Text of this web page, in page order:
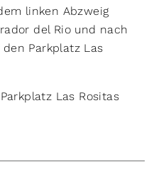
linken Abzweig
del Rio und nach
Parkplatz Las
Parkplatz Las Rositas